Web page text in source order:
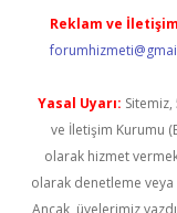
Reklam ve
Yasal Uyarı:
ve İletişim Kurumu
olarak hizmet
olarak denetleme
Ancak, üyelerimiz